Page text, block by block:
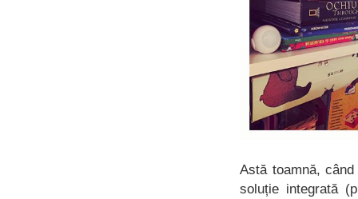
Astă toamnă,
soluție integrată